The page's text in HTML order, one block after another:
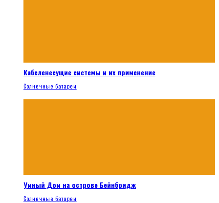
Кабеленесущие системы и их применение
Солнечные батареи
Умный Дом на острове Бейнбридж
Солнечные батареи